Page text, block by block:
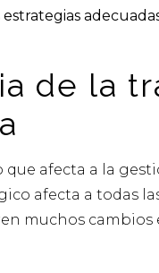
de la
que afecta a la
afecta a todas
muchos